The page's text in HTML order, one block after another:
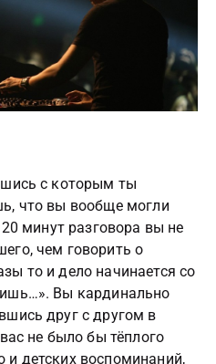
с которым ты
что вы вообще могли
минут разговора вы не
чем говорить о
то и дело начинается со
Вы кардинально
друг с другом в
не было бы тёплого
и детских воспоминаний,